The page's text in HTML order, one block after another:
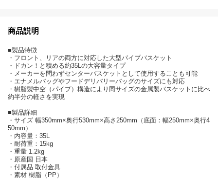
商品説明
■製品特徴
・フロント、リアの両方に対応した大型パイプバスケット
・ドカン！と積める約35Lの大容量タイプ
・メーカーを問わずセンターバスケットとして使用することも可能
・エナメルバッグやフードデリバリーバッグのサイズにも対応
・樹脂製中空（パイプ）構造により同サイズの金属製バスケットに比べ
約半分の軽さを実現
■製品詳細
・サイズ 幅350mm×奥行530mm×高さ250mm（底面：幅250mm×奥行4
50mm）
・内容量：35L
・耐荷重：15kg
・重量 1.2kg
・原産国 日本
・付属品 取付金具
・素材 樹脂（PP）